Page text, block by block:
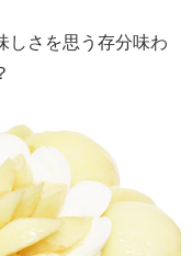
しさを思う存分味わ